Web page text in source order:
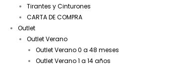
Tirantes y Cinturones
CARTA DE COMPRA
Outlet
Outlet Verano
Outlet Verano 0 a 48 meses
Outlet Verano 1 a 14 años